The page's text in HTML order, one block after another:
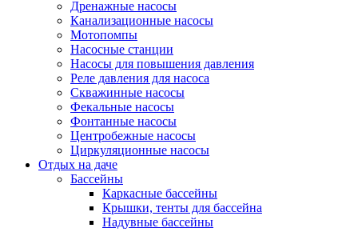
Дренажные насосы
Канализационные насосы
Мотопомпы
Насосные станции
Насосы для повышения давления
Реле давления для насоса
Скважинные насосы
Фекальные насосы
Фонтанные насосы
Центробежные насосы
Циркуляционные насосы
Отдых на даче
Бассейны
Каркасные бассейны
Крышки, тенты для бассейна
Надувные бассейны